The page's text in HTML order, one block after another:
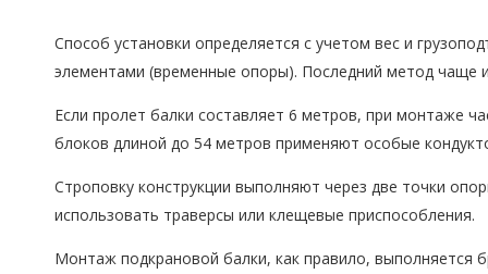
Способ установки определяется с учетом вес и
элементами (временные опоры). Последний метод чаще
Если пролет балки составляет 6 метров, при монтаже
блоков длиной до 54 метров применяют особые
Строповку конструкции выполняют через две точки
использовать траверсы или клещевые приспособления.
Монтаж подкрановой балки, как правило, выполняется